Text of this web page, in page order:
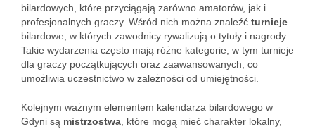
bilardowych, które przyciągają zarówno amatorów, jak i
profesjonalnych graczy. Wśród nich można znaleźć turnieje
bilardowe, w których zawodnicy rywalizują o tytuły i nagrody.
Takie wydarzenia często mają różne kategorie, w tym turnieje
dla graczy początkujących oraz zaawansowanych, co
umożliwia uczestnictwo w zależności od umiejętności.
Kolejnym ważnym elementem kalendarza bilardowego w
Gdyni są mistrzostwa , które mogą mieć charakter lokalny,